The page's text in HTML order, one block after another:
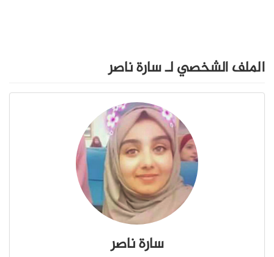
الملف الشخصي لـ سارة ناصر
سارة ناصر